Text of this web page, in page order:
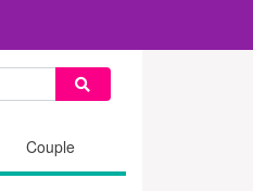
Couple